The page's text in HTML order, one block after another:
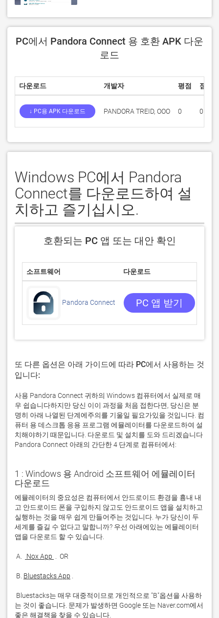
PC에서 Pandora Connect 용 호환 APK 다운
로드
다운로드 개발자 평점 점수
↓ PC용 APK 다운로드 PANDORA TREID, OOO 0 0
Windows PC에서 Pandora
Connect를 다운로드하여 설
치하고 즐기십시오.
호환되는 PC 앱 또는 대안 확인
소프트웨어 다운로드
Pandora Connect PC 앱 받기
또 다른 옵션은 아래 가이드에 따라 PC에서 사용하는 것
입니다:
사용 Pandora Connect 귀하의 Windows 컴퓨터에서 실제로 매
우 쉽습니다하지만 당신 이이 과정을 처음 접한다면, 당신은 분
명히 아래 나열된 단계에주의를 기울일 필요가있을 것입니다. 컴
퓨터 용 데스크톱 응용 프로그램 에뮬레이터를 다운로드하여 설
치해야하기 때문입니다. 다운로드 및 설치를 도와 드리겠습니다
Pandora Connect 아래의 간단한 4 단계로 컴퓨터에서:
1 : Windows 용 Android 소프트웨어 에뮬레이터
다운로드
에뮬레이터의 중요성은 컴퓨터에서 안드로이드 환경을 흉내 내
고 안드로이드 폰을 구입하지 않고도 안드로이드 앱을 설치하고
실행하는 것을 매우 쉽게 만들어주는 것입니다. 누가 당신이 두
세계를 즐길 수 없다고 말합니까? 우선 아래에있는 에뮬레이터
A. Nox App
B. Bluestacks App
는 것이 좋습니다. 문제가 발생하면 Google 또는 Naver.com에서
좋은 해결책을 찾을 수 있습니다.